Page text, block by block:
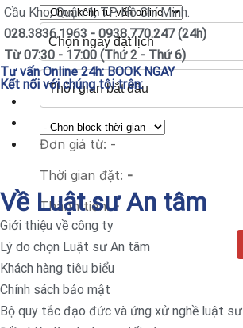
Đơn giá từ: -
Thời gian đặt: -
Thành tiền:-
Cầu Kho, Quận 1, TP. Hồ Chí Minh.
028.3836.1963 - 0938.770.247 (24h)
Từ 07:30 - 17:00 (Thứ 2 - Thứ 6)
Tư vấn Online 24h:BOOK NGAY
Kết nối với chúng tôi trên:
Về Luật sư An tâm
Giới thiệu về công ty
Lý do chọn Luật sư An tâm
Khách hàng tiêu biểu
Chính sách bảo mật
Bộ quy tắc đạo đức và ứng xử nghề luật sư